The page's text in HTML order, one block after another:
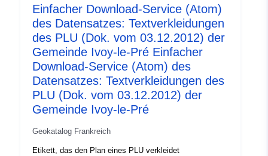
43c6-aa10-9a436dcae3eb
Typ:
Ressource:
http://inspire.ec.europa.eu/
codelist/SpatialDataServiceType/
Einfacher Download-Service (Atom)
des Datensatzes: Textverkleidungen
des PLU (Dok. vom 03.12.2012) der
Gemeinde Ivoy-le-Pré Einfacher
Download-Service (Atom) des
Datensatzes: Textverkleidungen des
PLU (Dok. vom 03.12.2012) der
Gemeinde Ivoy-le-Pré
Geokatalog Frankreich
Etikett, das den Plan eines PLU verkleidet